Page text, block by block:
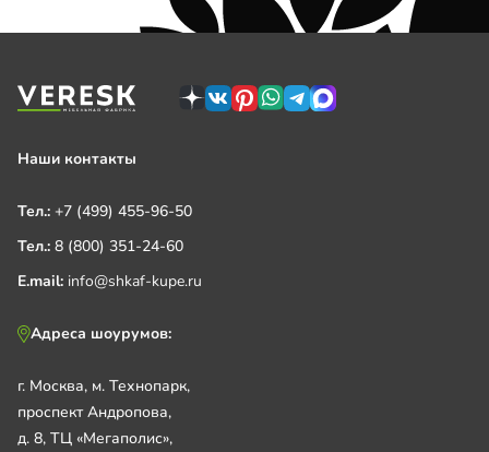
Наши контакты
Тел.: +7 (499) 455-96-50
Тел.: 8 (800) 351-24-60
E.mail: info@shkaf-kupe.ru
Адреса шоурумов:
г. Москва, м. Технопарк,
проспект Андропова,
д. 8, ТЦ «Мегаполис»,